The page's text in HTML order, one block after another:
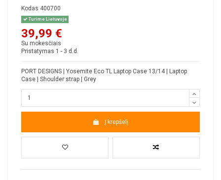
Kodas 400700
Turime Lietuvoje
39,99 €
Su mokesčiais
Pristatymas 1 - 3 d.d.
PORT DESIGNS | Yosemite Eco TL Laptop Case 13/14 | Laptop
Case | Shoulder strap | Grey
Į krepšelį